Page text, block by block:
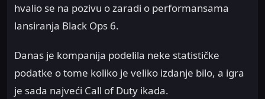
hvalio se na pozivu o zaradi o performansama
lansiranja Black Ops 6.
Danas je kompanija podelila neke statističke
podatke o tome koliko je veliko izdanje bilo, a igra
je sada najveći Call of Duty ikada.